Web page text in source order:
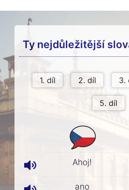
Ty nejdůležitější
Ahoj!
ano